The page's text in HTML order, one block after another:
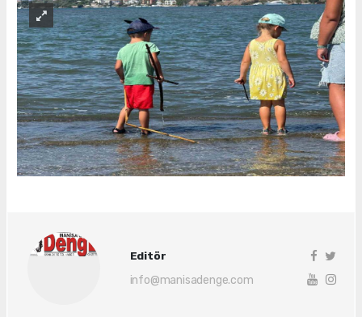
Editör
info@manisadenge.com